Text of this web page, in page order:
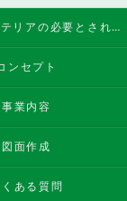
千葉のエクステリアの必要とされる理由
ンセプト
事業内容
図面作成
ある質問